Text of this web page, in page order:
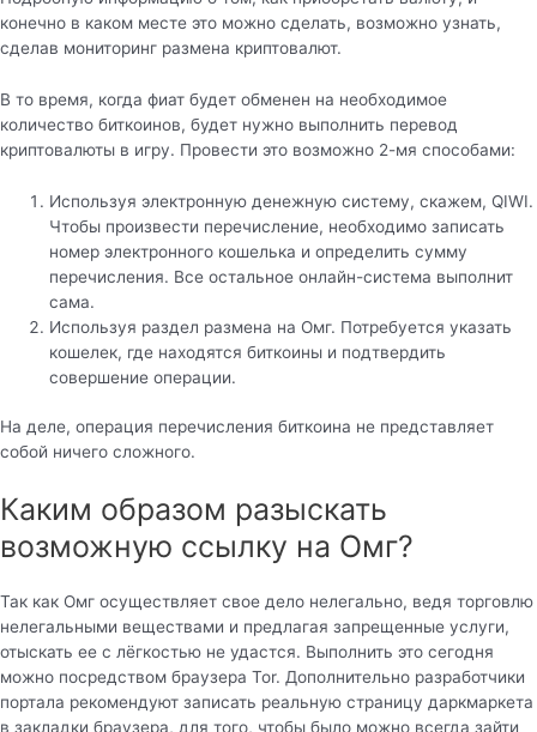
конечно в каком месте это можно сделать, возможно узнать,
сделав мониторинг размена криптовалют.
В то время, когда фиат будет обменен на необходимое
количество биткоинов, будет нужно выполнить перевод
криптовалюты в игру. Провести это возможно 2-мя способами:
Используя электронную денежную систему, скажем, QIWI.
Чтобы произвести перечисление, необходимо записать
номер электронного кошелька и определить сумму
перечисления. Все остальное онлайн-система выполнит
сама.
Используя раздел размена на Омг. Потребуется указать
кошелек, где находятся биткоины и подтвердить
совершение операции.
На деле, операция перечисления биткоина не представляет
собой ничего сложного.
Каким образом разыскать
возможную ссылку на Омг?
Так как Омг осуществляет свое дело нелегально, ведя торговлю
нелегальными веществами и предлагая запрещенные услуги,
отыскать ее с лёгкостью не удастся. Выполнить это сегодня
можно посредством браузера Tor. Дополнительно разработчики
портала рекомендуют записать реальную страницу даркмаркета
в закладки браузера, для того, чтобы было можно всегда зайти